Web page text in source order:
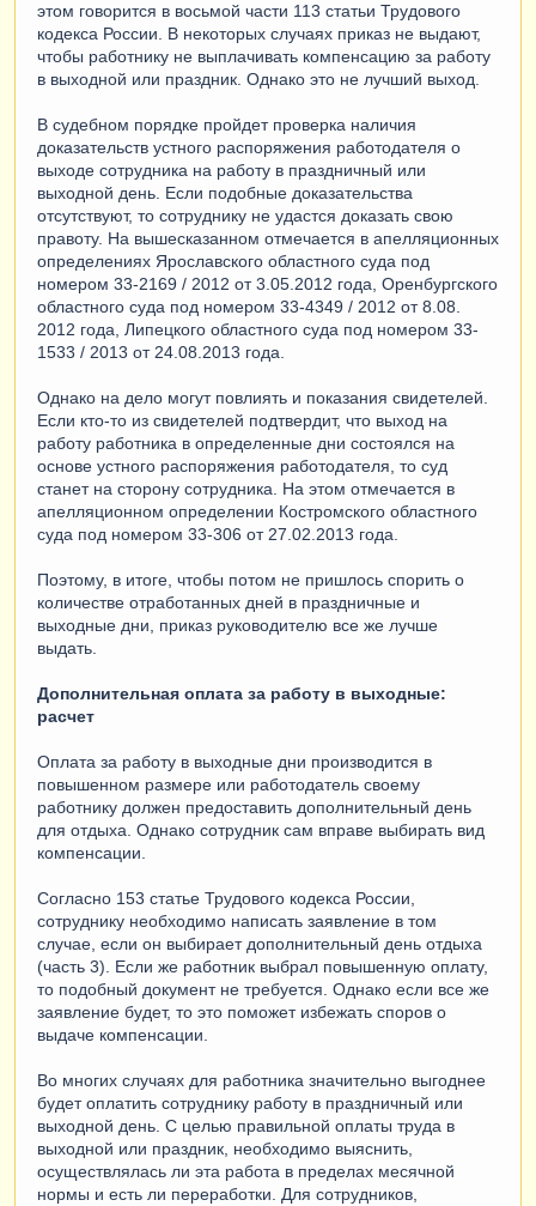
этом говорится в восьмой части 113 статьи Трудового
кодекса России. В некоторых случаях приказ не выдают,
чтобы работнику не выплачивать компенсацию за работу
в выходной или праздник. Однако это не лучший выход.
В судебном порядке пройдет проверка наличия
доказательств устного распоряжения работодателя о
выходе сотрудника на работу в праздничный или
выходной день. Если подобные доказательства
отсутствуют, то сотруднику не удастся доказать свою
правоту. На вышесказанном отмечается в апелляционных
определениях Ярославского областного суда под
номером 33-2169 / 2012 от 3.05.2012 года, Оренбургского
областного суда под номером 33-4349 / 2012 от 8.08.
2012 года, Липецкого областного суда под номером 33-
1533 / 2013 от 24.08.2013 года.
Однако на дело могут повлиять и показания свидетелей.
Если кто-то из свидетелей подтвердит, что выход на
работу работника в определенные дни состоялся на
основе устного распоряжения работодателя, то суд
станет на сторону сотрудника. На этом отмечается в
апелляционном определении Костромского областного
суда под номером 33-306 от 27.02.2013 года.
Поэтому, в итоге, чтобы потом не пришлось спорить о
количестве отработанных дней в праздничные и
выходные дни, приказ руководителю все же лучше
выдать.
Дополнительная оплата за работу в выходные:
расчет
Оплата за работу в выходные дни производится в
повышенном размере или работодатель своему
работнику должен предоставить дополнительный день
для отдыха. Однако сотрудник сам вправе выбирать вид
компенсации.
Согласно 153 статье Трудового кодекса России,
сотруднику необходимо написать заявление в том
случае, если он выбирает дополнительный день отдыха
(часть 3). Если же работник выбрал повышенную оплату,
то подобный документ не требуется. Однако если все же
заявление будет, то это поможет избежать споров о
выдаче компенсации.
Во многих случаях для работника значительно выгоднее
будет оплатить сотруднику работу в праздничный или
выходной день. С целью правильной оплаты труда в
выходной или праздник, необходимо выяснить,
осуществлялась ли эта работа в пределах месячной
нормы и есть ли переработки. Для сотрудников,